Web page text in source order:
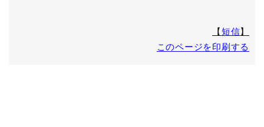
TEL 075-361-4130 (受付時間 9:00～17:00 但し、土日・
【短信】
このページを印刷する